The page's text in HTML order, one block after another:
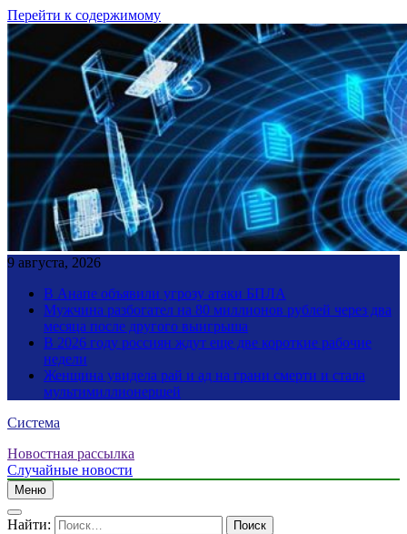
Перейти к содержимому
9 августа, 2026
В Анапе объявили угрозу атаки БПЛА
Мужчина разбогател на 80 миллионов рублей через два
месяца после другого выигрыша
В 2026 году россиян ждут еще две короткие рабочие
недели
Женщина увидела рай и ад на грани смерти и стала
мультимиллионершей
Система
Новостная рассылка
Случайные новости
Меню
Найти: